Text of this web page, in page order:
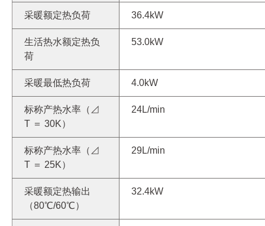
采暖额定热负荷 36.4kW
生活热水额定热负
荷
53.0kW
采暖最低热负荷 4.0kW
标称产热水率（⊿
T ＝ 30K）
24L/min
标称产热水率（⊿
T ＝ 25K）
29L/min
采暖额定热输出
（80℃/60℃）
32.4kW